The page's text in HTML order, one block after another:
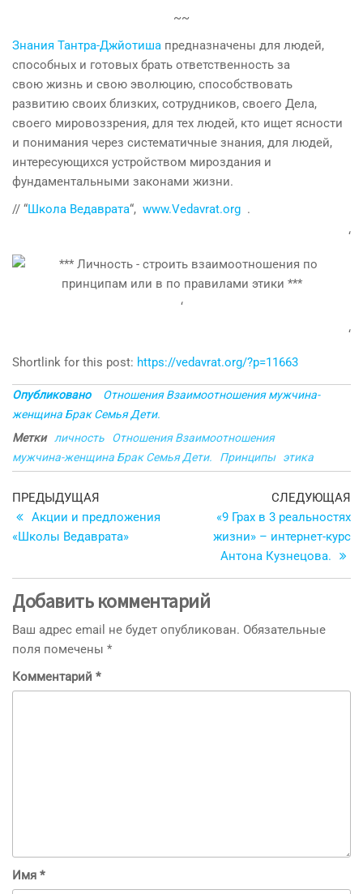
~~
Знания Тантра-Джйотиша предназначены для людей,
способных и готовых брать ответственность за
свою жизнь и свою эволюцию, способствовать
развитию своих близких, сотрудников, своего Дела,
своего мировоззрения, для тех людей, кто ищет ясности
и понимания через систематичные знания, для людей,
интересующихся устройством мироздания и
фундаментальными законами жизни.
// “Школа Ведаврата“, www.Vedavrat.org .
‘
‘
‘
Shortlink for this post: https://vedavrat.org/?p=11663
Опубликовано
Отношения Взаимоотношения мужчина-
женщина Брак Семья Дети.
Метки
личность
Отношения Взаимоотношения
мужчина-женщина Брак Семья Дети.
Принципы этика
Навигация
по
Предыдущая
запись
ПРЕДЫДУЩАЯ
Акции и предложения
«Школы Ведаврата»
СЛЕДУЮЩАЯ
«9 Грах в 3 реальностях
жизни» – интернет-курс
Антона Кузнецова.
Добавить комментарий
Ваш адрес email не будет опубликован. Обязательные
поля помечены *
Комментарий *
Имя *